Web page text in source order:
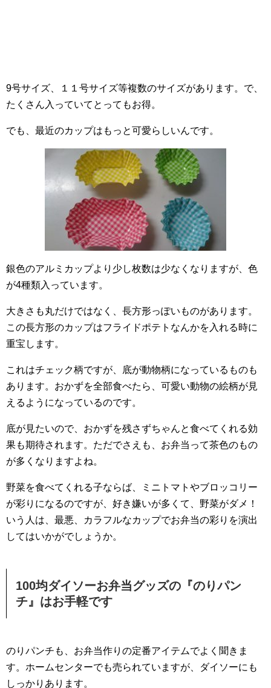
9号サイズ、１１号サイズ等複数のサイズがあります。で、
たくさん入っていてとってもお得。
でも、最近のカップはもっと可愛らしいんです。
銀色のアルミカップより少し枚数は少なくなりますが、色
が4種類入っています。
大きさも丸だけではなく、長方形っぽいものがあります。
この長方形のカップはフライドポテトなんかを入れる時に
重宝します。
これはチェック柄ですが、底が動物柄になっているものも
あります。おかずを全部食べたら、可愛い動物の絵柄が見
えるようになっているのです。
底が見たいので、おかずを残さずちゃんと食べてくれる効
果も期待されます。ただでさえも、お弁当って茶色のもの
が多くなりますよね。
野菜を食べてくれる子ならば、ミニトマトやブロッコリー
が彩りになるのですが、好き嫌いが多くて、野菜がダメ！
いう人は、最悪、カラフルなカップでお弁当の彩りを演出
してはいかがでしょうか。
100均ダイソーお弁当グッズの『のりパン
チ』はお手軽です
のりパンチも、お弁当作りの定番アイテムでよく聞きま
す。ホームセンターでも売られていますが、ダイソーにも
しっかりあります。